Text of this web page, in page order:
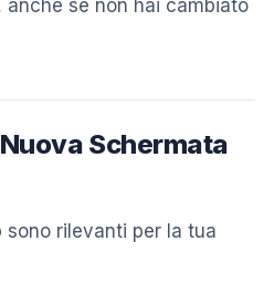
se non hai cambiato
Schermata
rilevanti per la tua